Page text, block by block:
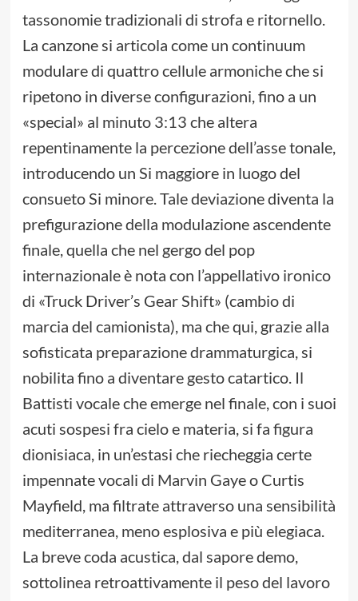
tassonomie tradizionali di strofa e ritornello.
La canzone si articola come un continuum
modulare di quattro cellule armoniche che si
ripetono in diverse configurazioni, fino a un
«special» al minuto 3:13 che altera
repentinamente la percezione dell’asse tonale,
introducendo un Si maggiore in luogo del
consueto Si minore. Tale deviazione diventa la
prefigurazione della modulazione ascendente
finale, quella che nel gergo del pop
internazionale è nota con l’appellativo ironico
di «Truck Driver’s Gear Shift» (cambio di
marcia del camionista), ma che qui, grazie alla
sofisticata preparazione drammaturgica, si
nobilita fino a diventare gesto catartico. Il
Battisti vocale che emerge nel finale, con i suoi
acuti sospesi fra cielo e materia, si fa figura
dionisiaca, in un’estasi che riecheggia certe
impennate vocali di Marvin Gaye o Curtis
Mayfield, ma filtrate attraverso una sensibilità
mediterranea, meno esplosiva e più elegiaca.
La breve coda acustica, dal sapore demo,
sottolinea retroattivamente il peso del lavoro